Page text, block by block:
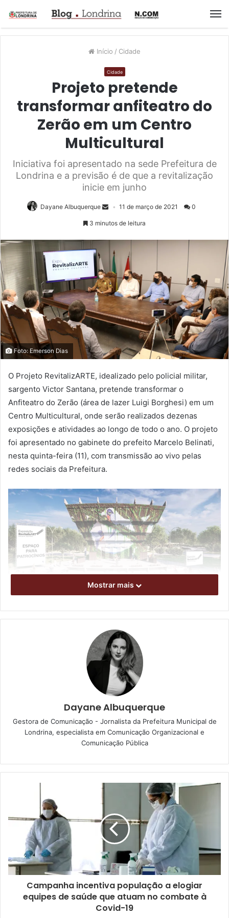
Início / Cidade
Cidade
Projeto pretende
transformar anfiteatro do
Zerão em um Centro
Multicultural
Iniciativa foi apresentado na sede Prefeitura de
Londrina e a previsão é de que a revitalização
inicie em junho
Dayane Albuquerque 11 de março de 2021 0
3 minutos de leitura
Foto: Emerson Dias
O Projeto RevitalizARTE, idealizado pelo policial militar,
sargento Victor Santana, pretende transformar o
Anfiteatro do Zerão (área de lazer Luigi Borghesi) em um
Centro Multicultural, onde serão realizados dezenas
exposições e atividades ao longo de todo o ano. O projeto
foi apresentado no gabinete do prefeito Marcelo Belinati,
nesta quinta-feira (11), com transmissão ao vivo pelas
redes sociais da Prefeitura.
A intenção é revitalizar a estrutura do local, com o objetivo
de que equipamento público funcione como base para que
artistas do mundo todo possam expor suas obras de arte,
trazendo mais cor e alegria ao espaço. A ideia é que as
obras no Zerão sejam feitas na própria estrutura do palco,
em uma “tela gigante” de 430 metros quadrados,
permitindo ela sejam exibidas para toda a população. O
espaço também deve servir para a realização de
atividades como shows musicais, peças de teatro, dança e
espetáculos, em um segundo momento, quando acabar o
Foto: Emerson Dias
O projeto está sendo viabilizado pela Lei de Incentivo à
Mostrar mais
Dayane Albuquerque
Gestora de Comunicação - Jornalista da Prefeitura Municipal de
Londrina, especialista em Comunicação Organizacional e
Comunicação Pública
Campanha incentiva população a elogiar
equipes de saúde que atuam no combate à
Covid-19